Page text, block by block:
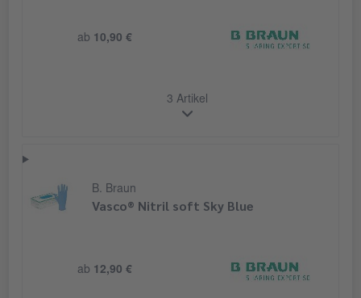
ab 10,90 €
3 Artikel
B. Braun
Vasco® Nitril soft Sky Blue
ab 12,90 €